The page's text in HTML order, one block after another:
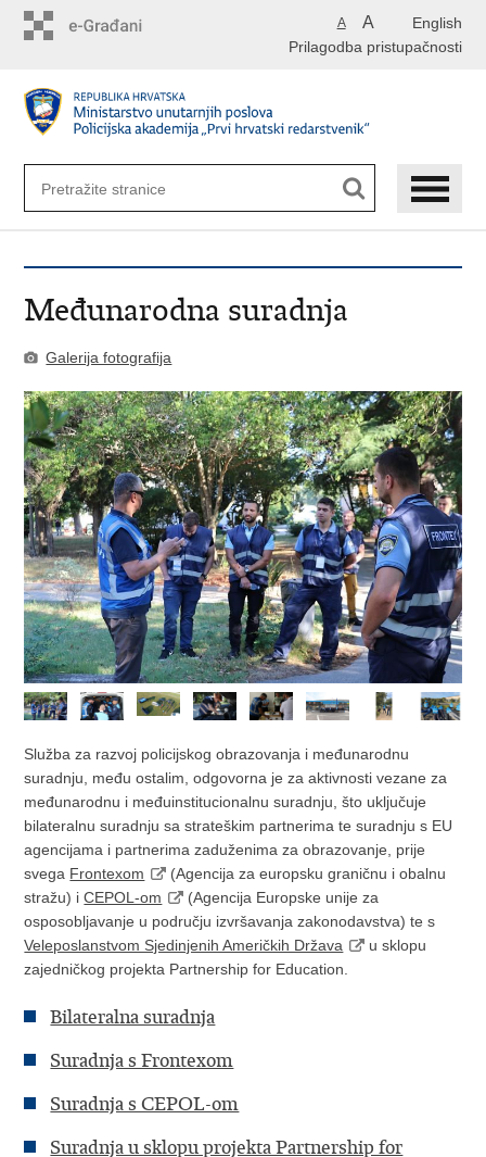
English
A A
Prilagodba pristupačnosti
Međunarodna suradnja
Galerija fotografija
Služba za razvoj policijskog obrazovanja i međunarodnu
suradnju, među ostalim, odgovorna je za aktivnosti vezane za
međunarodnu i međuinstitucionalnu suradnju, što uključuje
bilateralnu suradnju sa strateškim partnerima te suradnju s EU
agencijama i partnerima zaduženima za obrazovanje, prije
svega Frontexom
(Agencija za europsku graničnu i obalnu
stražu) iCEPOL-om
(Agencija Europske unije za
osposobljavanje u području izvršavanja zakonodavstva) te s
Veleposlanstvom Sjedinjenih Američkih Država
u sklopu
zajedničkog projekta Partnership for Education.
Bilateralna suradnja
Suradnja s Frontexom
Suradnja s CEPOL-om
Suradnja u sklopu projekta Partnership for